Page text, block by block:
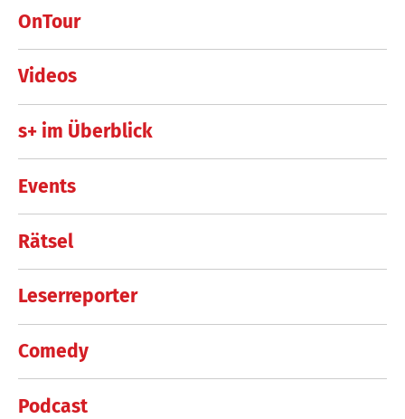
OnTour
Videos
s+ im Überblick
Events
Rätsel
Leserreporter
Comedy
Podcast